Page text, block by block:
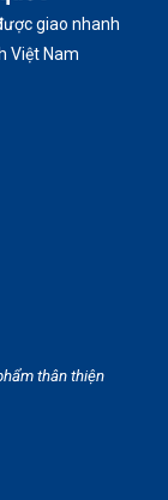
giao nhanh
Việt Nam
thân thiện